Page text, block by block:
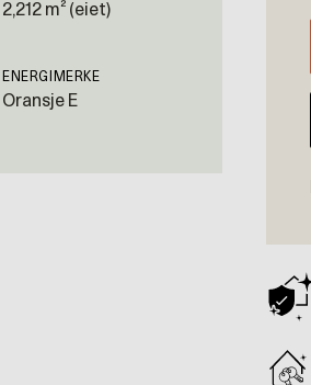
2,212 m² (eiet)
ENERGIMERKE
Oransje E